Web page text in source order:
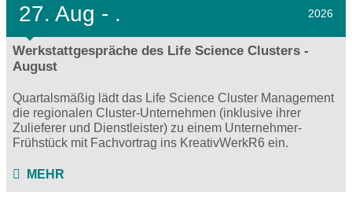
27. Aug - . 2026
Werkstattgespräche des Life Science Clusters -
August
Quartalsmäßig lädt das Life Science Cluster Management
die regionalen Cluster-Unternehmen (inklusive ihrer
Zulieferer und Dienstleister) zu einem Unternehmer-
Frühstück mit Fachvortrag ins KreativWerkR6 ein.
MEHR